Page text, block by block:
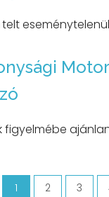
figyelmébe
1
2 3